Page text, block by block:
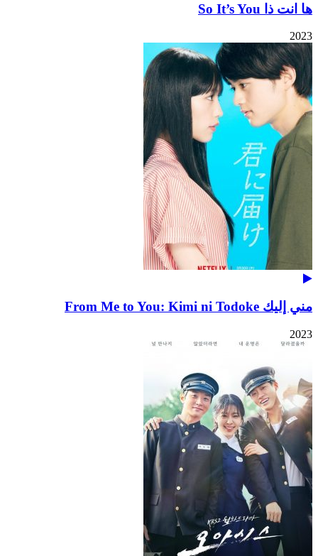
ها انت ذا So It’s You
2023
مني إليك From Me to You: Kimi ni Todoke
2023